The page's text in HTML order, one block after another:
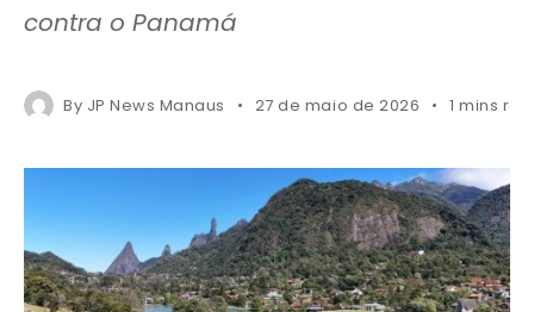
contra o Panamá
By JP News Manaus 27 de maio de 2026 1 mins